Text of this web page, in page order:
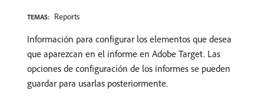
TEMAS: Reports
Información para configurar los elementos que desea
que aparezcan en el informe en Adobe Target. Las
opciones de configuración de los informes se pueden
guardar para usarlas posteriormente.